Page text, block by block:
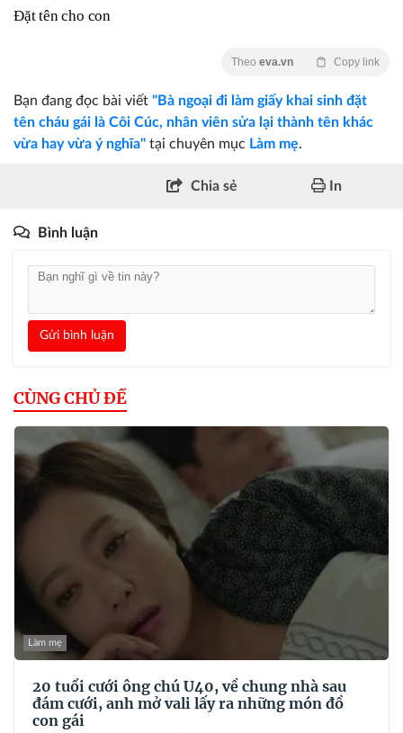
Đặt tên cho con
Theo eva.vn Copy link
Bạn đang đọc bài viết "Bà ngoại đi làm giấy khai sinh đặt
tên cháu gái là Côi Cúc, nhân viên sửa lại thành tên khác
vừa hay vừa ý nghĩa" tại chuyên mục Làm mẹ.
Chia sẻ In
Bình luận
Gửi bình luận
CÙNG CHỦ ĐỀ
Làm mẹ
20 tuổi cưới ông chú U40, về chung nhà sau
đám cưới, anh mở vali lấy ra những món đồ
con gái